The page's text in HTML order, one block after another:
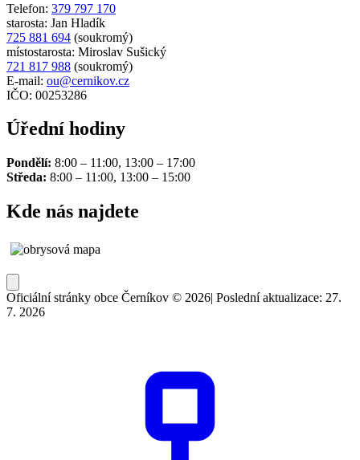
Telefon: 379 797 170
starosta: Jan Hladík
725 881 694 (soukromý)
místostarosta: Miroslav Sušický
721 817 988 (soukromý)
E-mail: ou@cernikov.cz
IČO: 00253286
Úřední hodiny
Pondělí: 8:00 – 11:00, 13:00 – 17:00
Středa: 8:00 – 11:00, 13:00 – 15:00
Kde nás najdete
Oficiální stránky obce Černíkov © 2026| Poslední aktualizace: 27.
7. 2026